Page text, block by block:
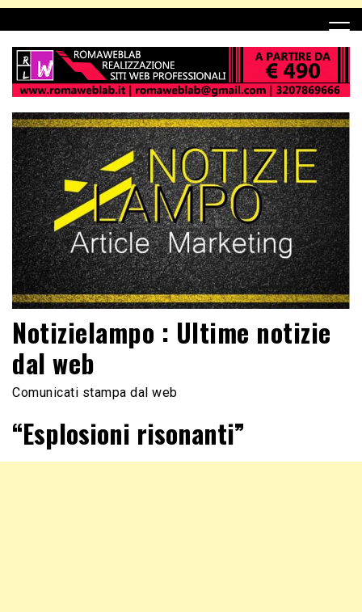
Notizielampo : Ultime notizie
dal web
Comunicati stampa dal web
“Esplosioni risonanti”